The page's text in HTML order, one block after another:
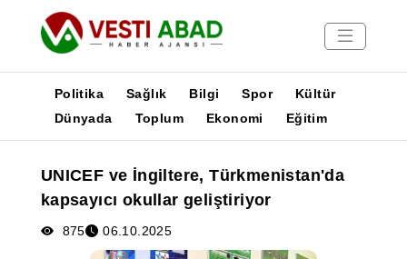
Yayınlar
Medya
Poster
Politika Sağlık Bilgi Spor
Kültür
Dünyada
Toplum Ekonomi Eğitim
UNICEF ve İngiltere, Türkmenistan'da
kapsayıcı okullar geliştiriyor
875 06.10.2025